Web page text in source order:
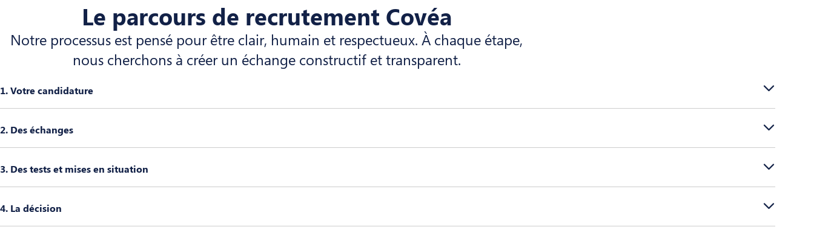
Le parcours de recrutement Covéa
Notre processus est pensé pour être clair, humain et respectueux. À chaque étape,
nous cherchons à créer un échange constructif et transparent.
1. Votre candidature
2. Des échanges
3. Des tests et mises en situation
4. La décision